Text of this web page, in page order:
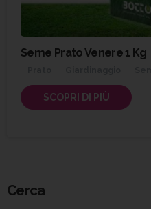
Seme Prato Venere 1 Kg
SCOPRI DI PIÙ
Cerca